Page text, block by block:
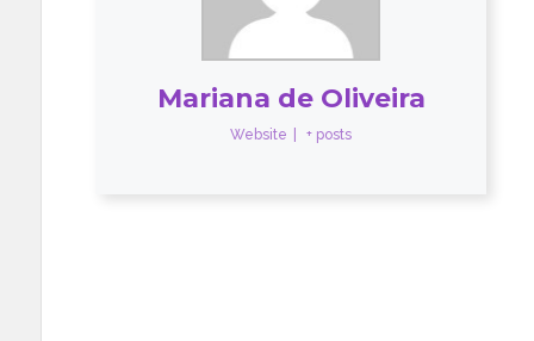
Mariana de Oliveira
Website + posts